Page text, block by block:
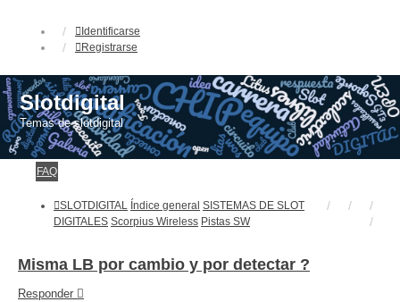
Identificarse
Registrarse
Slotdigital
Temas de slotdigital
FAQ
SLOTDIGITAL Índice general SISTEMAS DE SLOT
DIGITALES Scorpius Wireless Pistas SW
Misma LB por cambio y por detectar ?
Responder